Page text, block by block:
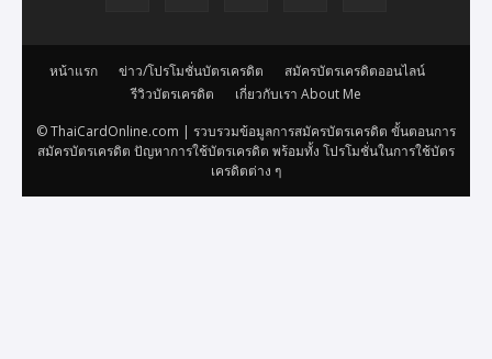
หน้าแรก ข่าว/โปรโมชั่นบัตรเครดิต
สมัครบัตรเครดิตออนไลน์
รีวิวบัตรเครดิต
เกี่ยวกับเรา About Me
© ThaiCardOnline.com | รวบรวมข้อมูลการสมัครบัตรเครดิต ขั้นตอนการ
สมัครบัตรเครดิต ปัญหาการใช้บัตรเครดิต พร้อมทั้ง โปรโมชั่นในการใช้บัตร
เครดิตต่าง ๆ